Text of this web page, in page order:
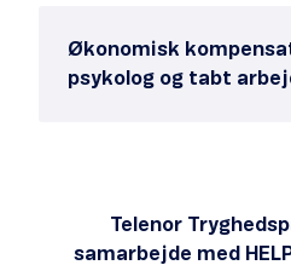
Økonomisk
psykolog og tabt
Telenor
samarbejde med